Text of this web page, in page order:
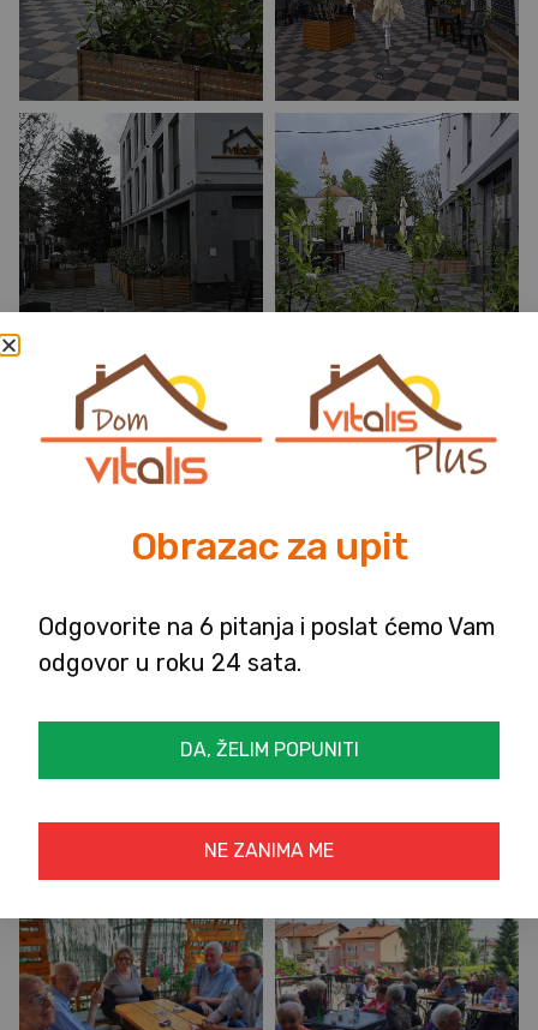
Obrazac za upit
Odgovorite na 6 pitanja i poslat ćemo Vam
odgovor u roku 24 sata.
DA, ŽELIM POPUNITI
NE ZANIMA ME